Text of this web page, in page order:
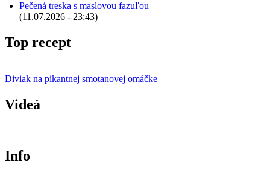
Pečená treska s maslovou fazuľou
(11.07.2026 - 23:43)
Top recept
Diviak na pikantnej smotanovej omáčke
Videá
Info